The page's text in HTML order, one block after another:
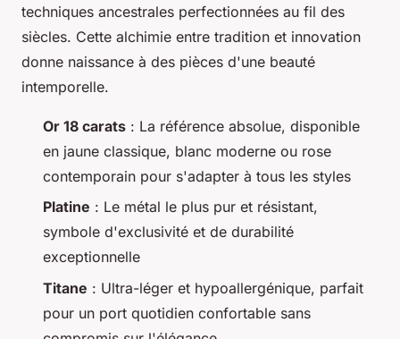
techniques ancestrales perfectionnées au fil des
siècles. Cette alchimie entre tradition et innovation
donne naissance à des pièces d'une beauté
intemporelle.
Or 18 carats : La référence absolue, disponible
en jaune classique, blanc moderne ou rose
contemporain pour s'adapter à tous les styles
Platine : Le métal le plus pur et résistant,
symbole d'exclusivité et de durabilité
exceptionnelle
Titane : Ultra-léger et hypoallergénique, parfait
pour un port quotidien confortable sans